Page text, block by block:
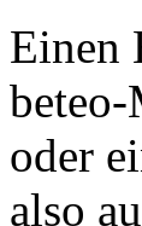
Einen
oder
also